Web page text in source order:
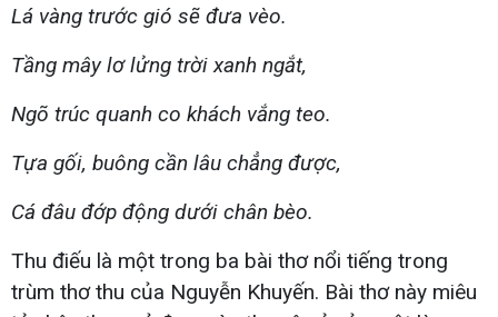
Lá vàng trước gió sẽ đưa vèo.
Tầng mây lơ lửng trời xanh ngắt,
Ngõ trúc quanh co khách vắng teo.
Tựa gối, buông cần lâu chẳng được,
Cá đâu đớp động dưới chân bèo.
Thu điếu là một trong ba bài thơ nổi tiếng trong
trùm thơ thu của Nguyễn Khuyến. Bài thơ này miêu